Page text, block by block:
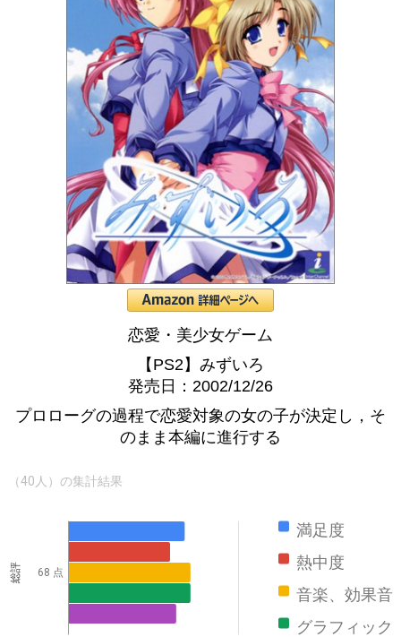
恋愛・美少女ゲーム
【PS2】みずいろ
発売日：2002/12/26
プロローグの過程で恋愛対象の女の子が決定し，そ
のまま本編に進行する
（40人）の集計結果
満足度
熱中度
音楽、効果音
グラフィック
68 点
総評